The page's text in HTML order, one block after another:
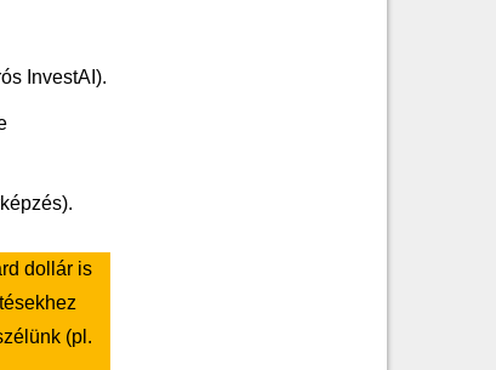
InvestAI).
dollár is
(pl.